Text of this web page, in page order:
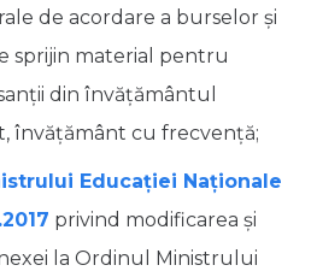
de acordare a burselor şi
sprijin material pentru
din învăţământul
învăţământ cu frecvenţă;
Educației Naționale
privind modificarea și
la Ordinul Ministrului